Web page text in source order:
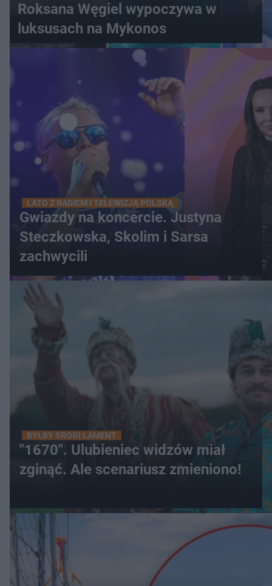
Roksana Węgiel wypoczywa w
luksusach na Mykonos
LATO Z RADIEM I TELEWIZJĄ POLSKĄ
Gwiazdy na koncercie. Justyna
Steczkowska, Skolim i Sarsa
zachwycili
BYŁBY SROGI LAMENT
"1670". Ulubieniec widzów miał
zginąć. Ale scenariusz zmieniono!